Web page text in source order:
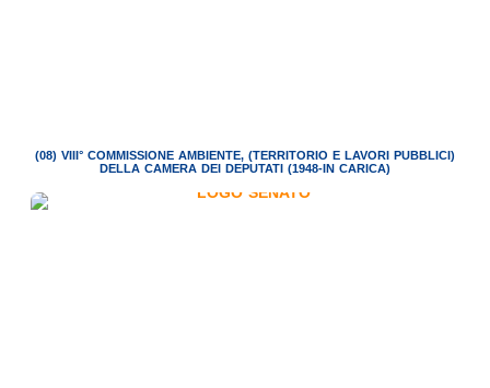
(08) VIII° COMMISSIONE AMBIENTE, (TERRITORIO E LAVORI PUBBLICI)
DELLA CAMERA DEI DEPUTATI (1948-IN CARICA)